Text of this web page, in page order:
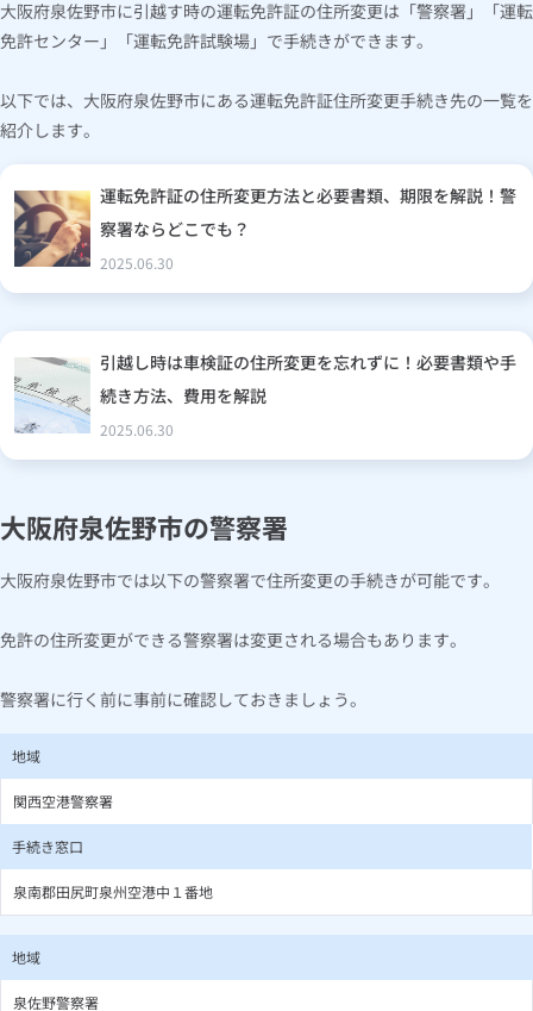
大阪府泉佐野市に引越す時の運転免許証の住所変更は「警察署」「運転
免許センター」「運転免許試験場」で手続きができます。
以下では、大阪府泉佐野市にある運転免許証住所変更手続き先の一覧を
紹介します。
運転免許証の住所変更方法と必要書類、期限を解説！警
察署ならどこでも？
2025.06.30
引越し時は車検証の住所変更を忘れずに！必要書類や手
続き方法、費用を解説
2025.06.30
大阪府泉佐野市の警察署
大阪府泉佐野市では以下の警察署で住所変更の手続きが可能です。
免許の住所変更ができる警察署は変更される場合もあります。
警察署に行く前に事前に確認しておきましょう。
地域
関西空港警察署
手続き窓口
泉南郡田尻町泉州空港中１番地
地域
泉佐野警察署